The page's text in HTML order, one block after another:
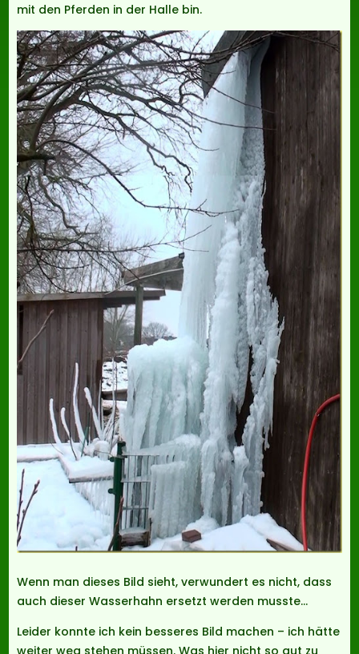
mit den Pferden in der Halle bin.
Wenn man dieses Bild sieht, verwundert es nicht, dass
auch dieser Wasserhahn ersetzt werden musste…
Leider konnte ich kein besseres Bild machen – ich hätte
weiter weg stehen müssen. Was hier nicht so gut zu